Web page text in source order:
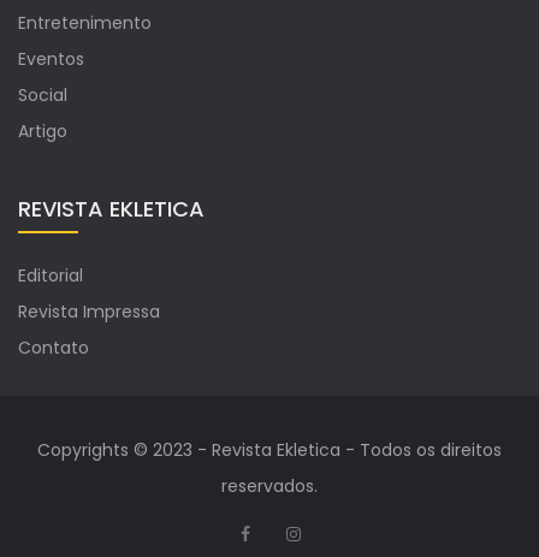
Entretenimento
Eventos
Social
Artigo
REVISTA EKLETICA
Editorial
Revista Impressa
Contato
Copyrights © 2023 - Revista Ekletica - Todos os direitos
reservados.